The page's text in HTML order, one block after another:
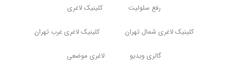
رفع سلولیت کلینیک لاغری
کلینیک لاغری شمال تهران کلینیک لاغری غرب تهران
گالری ویدیو لاغری موضعی